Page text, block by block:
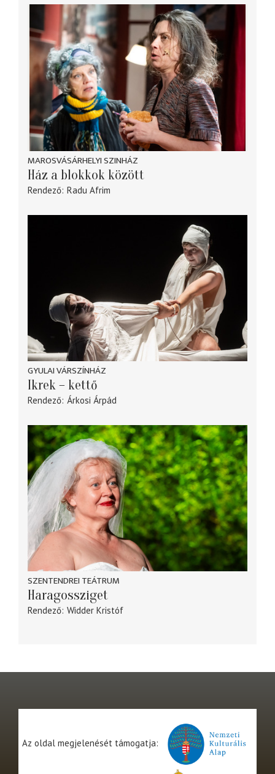
MAROSVÁSÁRHELYI SZINHÁZ
Ház a blokkok között
Rendező Radu Afrim
GYULAI VÁRSZÍNHÁZ
Ikrek – kettő
Rendező Árkosi Árpád
SZENTENDREI TEÁTRUM
Haragossziget
Rendező Widder Kristóf
Az oldal megjelenését támogatja: